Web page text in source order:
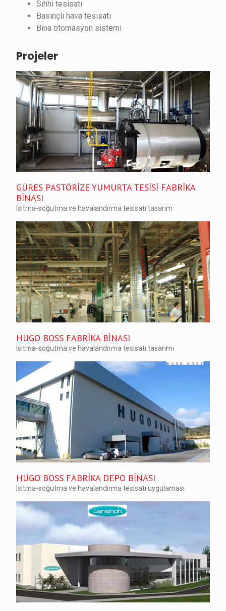
Sıhhi tesisatı
Basınçlı hava tesisatı
Bina otomasyon sistemi
Projeler
GÜRES PASTÖRİZE YUMURTA TESİSİ FABRİKA
BİNASI
Isıtma-soğutma ve havalandırma tesisatı tasarım
HUGO BOSS FABRİKA BİNASI
Isıtma-soğutma ve havalandırma tesisatı tasarımı
HUGO BOSS FABRİKA DEPO BİNASI
Isıtma-soğutma ve havalandırma tesisatı uygulaması